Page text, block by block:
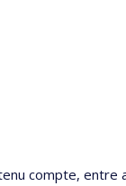
compte,